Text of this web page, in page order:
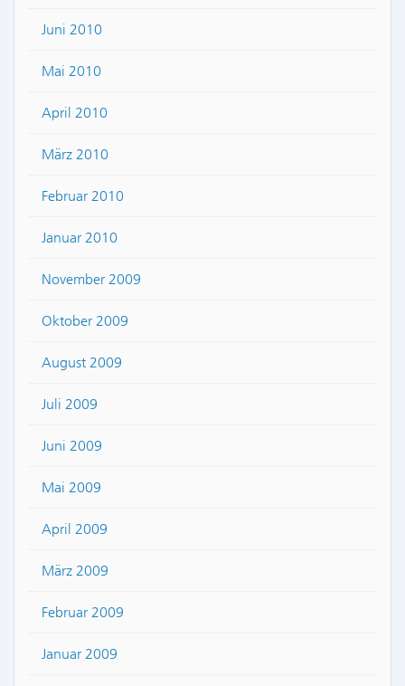
Juni 2010
Mai 2010
April 2010
März 2010
Februar 2010
Januar 2010
November 2009
Oktober 2009
August 2009
Juli 2009
Juni 2009
Mai 2009
April 2009
März 2009
Februar 2009
Januar 2009